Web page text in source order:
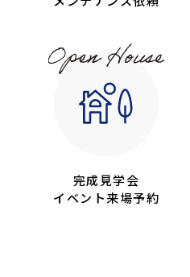
完成見学会
イベント来場予約